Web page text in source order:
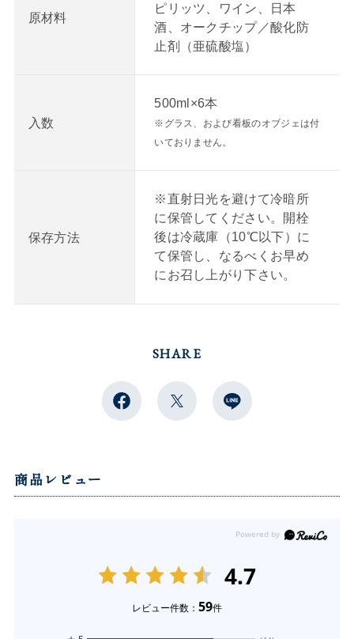
原材料
ピリッツ、ワイン、日本
酒、オークチップ／酸化防
止剤（亜硫酸塩）
入数
500ml×6本
※グラス、および看板のオブジェは付
いておりません。
保存方法
※直射日光を避けて冷暗所
に保管してください。開栓
後は冷蔵庫（10℃以下）に
て保管し、なるべくお早め
にお召し上がり下さい。
SHARE
商品レビュー
4.7
レビュー件数： 59件